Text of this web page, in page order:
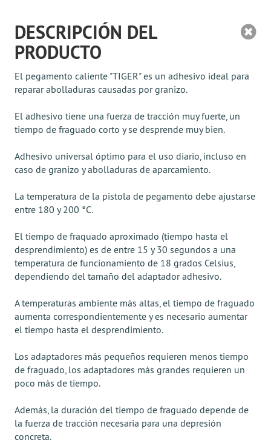
DESCRIPCIÓN DEL
PRODUCTO
El pegamento caliente "TIGER" es un adhesivo ideal para
reparar abolladuras causadas por granizo.
El adhesivo tiene una fuerza de tracción muy fuerte, un
tiempo de fraguado corto y se desprende muy bien.
Adhesivo universal óptimo para el uso diario, incluso en
caso de granizo y abolladuras de aparcamiento.
La temperatura de la pistola de pegamento debe ajustarse
entre 180 y 200 °C.
El tiempo de fraquado aproximado (tiempo hasta el
desprendimiento) es de entre 15 y 30 segundos a una
temperatura de funcionamiento de 18 grados Celsius,
dependiendo del tamaño del adaptador adhesivo.
A temperaturas ambiente más altas, el tiempo de fraguado
aumenta correspondientemente y es necesario aumentar
el tiempo hasta el desprendimiento.
Los adaptadores más pequeños requieren menos tiempo
de fraguado, los adaptadores más grandes requieren un
poco más de tiempo.
Además, la duración del tiempo de fraguado depende de
la fuerza de tracción necesaria para una depresión
concreta.